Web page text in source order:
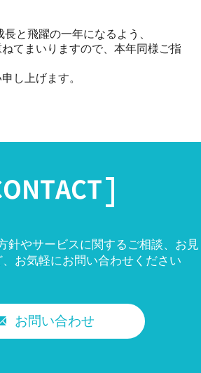
と飛躍の一年になるよう、
てまいりますので、本年同様ご指
し上げます。
針やサービスに関するご相談、お見
お気軽にお問い合わせください
お問い合わせ